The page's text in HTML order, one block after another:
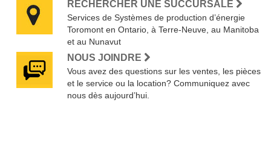
RECHERCHER UNE SUCCURSALE
Services de Systèmes de production d’énergie
Toromont en Ontario, à Terre-Neuve, au Manitoba
et au Nunavut
NOUS JOINDRE
Vous avez des questions sur les ventes, les pièces
et le service ou la location? Communiquez avec
nous dès aujourd’hui.